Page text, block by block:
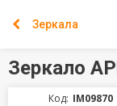
Зеркала
Зеркало
Код: IM09870